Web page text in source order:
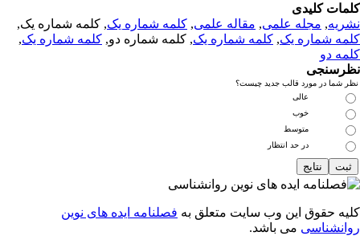
کلیدی
,مجله علمی, مقاله علمی, کلمه شماره یک, کلمه شماره یک,
شماره یک,کلمه شماره یک, کلمه شماره دو,کلمه شماره یک,
دو
شما در مورد قالب جدید چیست؟
عالی
خوب
متوسط
در حد انتظار
حقوق این وب سایت متعلق بهفصلنامه ایده های نوین
می باشد.